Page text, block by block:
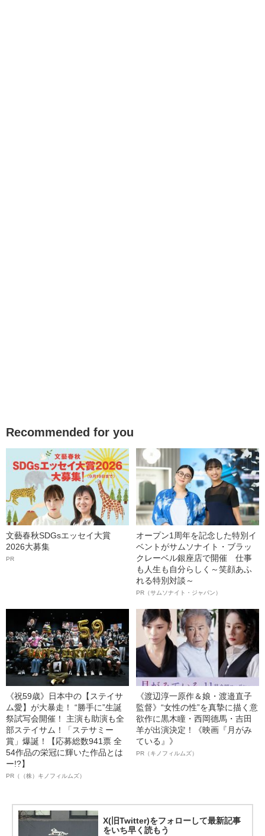
Recommended for you
文藝春秋SDGsエッセイ大賞
2026大募集
PR
オープン1周年を記念した特別イ
ベントがサムソナイト・ブラッ
クレーベル銀座店で開催 仕事
も人生も自分らしく～笑顔あふ
れる特別対談～
PR（サムソナイト・ジャパン）
《祝59歳》日本中の【ステイサ
ム愛】が大暴走！ “勝手に”生誕
祭試写会開催！ 主演も助演も全
部ステイサム！「ステサミー
賞」爆誕！【応募総数941票 全
54作品の栄冠に輝いた作品とは
ー!?】
PR（（株）キノフィルムズ）
《渡辺淳一原作＆娘・渡邉直子
監督》“女性の性”を真摯に描く意
欲作に黒木瞳・西岡德馬・吉田
羊が出演決定！《映画『月がみ
ている』》
PR（キノフィルムズ）
X(旧Twitter)をフォローして最新記事
をいち早く読もう